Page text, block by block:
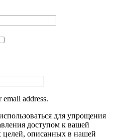
address.
для упрощения
доступом к вашей
целей, описанных в нашей